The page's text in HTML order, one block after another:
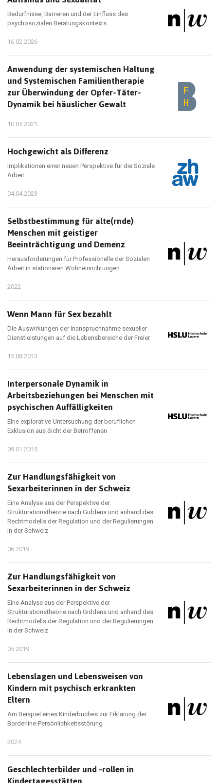
Bedürfnisse, Barrieren und der Einfluss des
psychosozialen Beratungskontexts
16.02.2026
Anwendung der systemischen Haltung
und Systemischen Familientherapie
zur Überwindung der Opfer-Täter-
Dynamik bei häuslicher Gewalt
10.05.2021
Hochgewicht als Differenz
Implikationen einer neuen Perspektive für die Soziale
Arbeit
04.04.2023
Selbstbestimmung für alte(rnde)
Menschen mit geistiger
Beeinträchtigung und Demenz
Herausforderungen für Professionelle der Sozialen
Arbeit in stationären Wohneinrichtungen
2022
Wenn Mann für Sex bezahlt
Die Auswirkungen der Inanspruchnahme sexueller
Dienstleistungen auf die Lebensbereiche der Freier
15.08.2013
Interpersonale Dynamik in
Arbeitsbeziehungen bei Menschen mit
psychischen Auffälligkeiten
Eine explorative Untersuchung der beruflichen
Exklusion aus Sicht der Betroffenen
09.01.2015
Zur Handlungsfähigkeit von
Sexarbeiterinnen in der Schweiz
Eine Analyse aus der Perspektive der
Strukturationstheorie nach Giddens und anhand des
Rechtmodells der Regulation und der Regulierungen
in der Schweiz
06.2019
Zur Handlungsfähigkeit von
Sexarbeiterinnen in der Schweiz
Eine Analyse aus der Perspektive der
Strukturationstheorie nach Giddens und anhand des
Rechtmodells der Regulation und der Regulierungen
in der Schweiz
05.2019
Lebenslagen und Lebensweisen von
Kindern mit psychisch erkrankten
Eltern
Am Beispiel eines Kinderbuches zur Erklärung der
Borderline-Persönlichkeitsstörung
2024
Geschlechterbilder und -rollen in